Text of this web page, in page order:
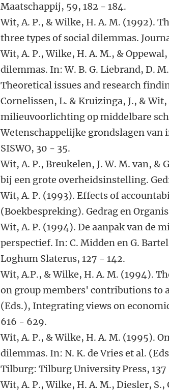
Maatschappij, 59, 182 - 184.
Wit, A. P., & Wilke, H. A. M. (1992).
three types of social dilemmas.
Wit, A. P., Wilke, H. A. M., &
dilemmas. In: W. B. G. Liebrand, D.
Theoretical issues and research
Cornelissen, L. & Kruizinga, J., &
milieuvoorlichting op middelbare
Wetenschappelijke grondslagen
SISWO, 30 - 35.
Wit, A. P., Breukelen, J. W. M. van,
bij een grote overheidsinstelling.
Wit, A. P. (1993). Effects of
(Boekbespreking). Gedrag en
Wit, A. P. (1994). De aanpak van de
perspectief. In: C. Midden en G.
Loghum Slaterus, 127 - 142.
Wit, A.P., & Wilke, H. A. M. (1994).
on group members' contributions to
(Eds.), Integrating views on
616 - 629.
Wit, A. P., & Wilke, H. A. M. (1995).
dilemmas. In: N. K. de Vries et al.
Tilburg: Tilburg University Press, 137
Wit, A. P., Wilke, H. A. M., Diesler,